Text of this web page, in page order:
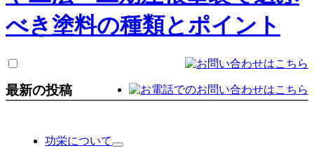
功栄について
サ
最新の投稿